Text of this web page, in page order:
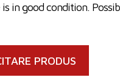
in good condition.
PRODUS